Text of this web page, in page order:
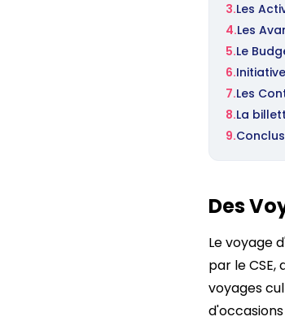
3.Les
4.Les
5.Le
6.
7.Les
8.La
9.
Des
Le voyage
par le
voyages